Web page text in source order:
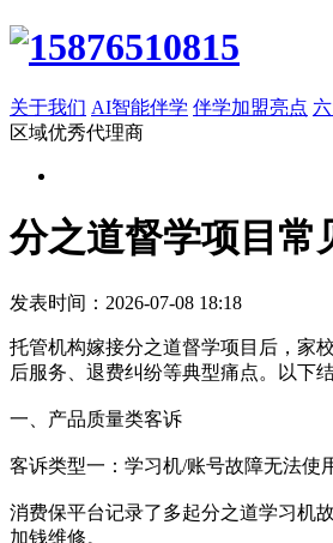
关于我们 AI智能伴学 伴学加盟亮点
区域优秀代理商
分之道督学项目常
发表时间：2026-07-08 18:18
托管机构嫁接分之道督学项目后，家
后服务、退费纠纷等典型痛点。以下
一、产品质量类客诉
客诉类型一：学习机/账号故障无法使
消费保平台记录了多起分之道学习机
加钱维修。